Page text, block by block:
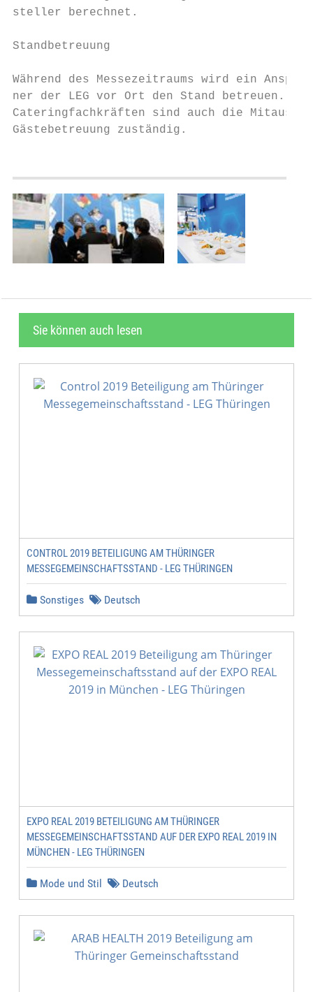
steller berechnet.
Standbetreuung
Während des Messezeitraums wird ein
ner der LEG vor Ort den Stand betreuen.
Cateringfachkräften sind auch die
Gästebetreuung zuständig.
Sie können auch lesen
CONTROL 2019 BETEILIGUNG AM THÜRINGER
MESSEGEMEINSCHAFTSSTAND - LEG THÜRINGEN
Sonstiges Deutsch
EXPO REAL 2019 BETEILIGUNG AM THÜRINGER
MESSEGEMEINSCHAFTSSTAND AUF DER EXPO REAL 2019 IN
MÜNCHEN - LEG THÜRINGEN
Mode und Stil Deutsch